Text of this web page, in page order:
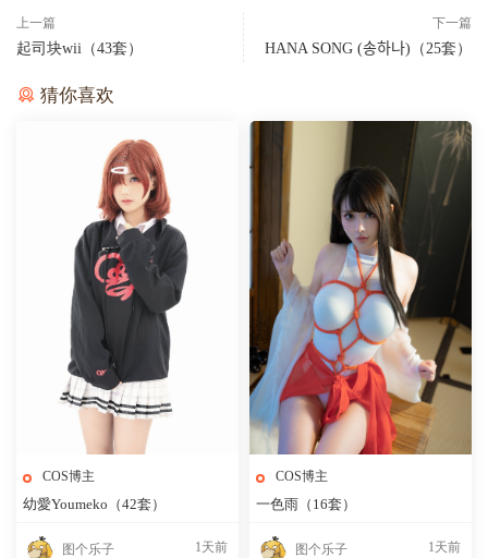
上一篇
起司块wii（43套）
下一篇
HANA SONG (송하나)（25套）
猜你喜欢
COS博主
幼愛Youmeko（42套）
图个乐子 1天前
COS博主
一色雨（16套）
图个乐子 1天前